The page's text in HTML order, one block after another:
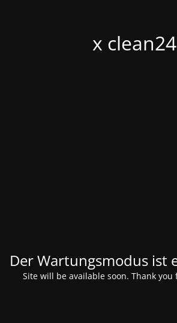
x clean24
Der Wartungsmodus ist
Site will be available soon. Thank